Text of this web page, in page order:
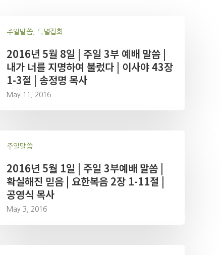
주일말씀, 특별집회
2016년 5월 8일 | 주일 3부 예배 말씀 |
내가 너를 지명하여 불렀다 | 이사야 43장
1-3절 | 송정명 목사
May 11, 2016
주일말씀
2016년 5월 1일 | 주일 3부예배 말씀 |
확실해진 믿음 | 요한복음 2장 1-11절 |
공영식 목사
May 3, 2016